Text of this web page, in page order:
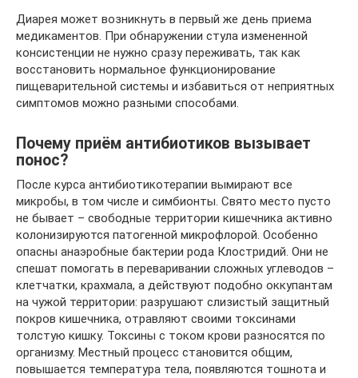
Диарея может возникнуть в первый же день приема
медикаментов. При обнаружении стула измененной
консистенции не нужно сразу переживать, так как
восстановить нормальное функционирование
пищеварительной системы и избавиться от неприятных
симптомов можно разными способами.
Почему приём антибиотиков вызывает
понос?
После курса антибиотикотерапии вымирают все
микробы, в том числе и симбионты. Свято место пусто
не бывает – свободные территории кишечника активно
колонизируются патогенной микрофлорой. Особенно
опасны анаэробные бактерии рода Клостридий. Они не
спешат помогать в переваривании сложных углеводов –
клетчатки, крахмала, а действуют подобно оккупантам
на чужой территории: разрушают слизистый защитный
покров кишечника, отравляют своими токсинами
толстую кишку. Токсины с током крови разносятся по
организму. Местный процесс становится общим,
повышается температура тела, появляются тошнота и